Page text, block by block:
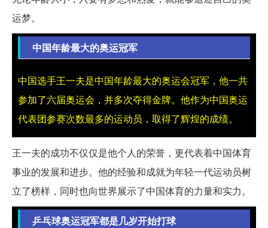
运梦。
中国年龄最大的奥运冠军
中国选手王一夫是中国年龄最大的奥运会冠军，他一共
参加了六届奥运会，并多次夺得金牌。他作为中国奥运
代表团参赛次数最多的运动员，取得了辉煌的成绩。
王一夫的成功不仅仅是他个人的荣誉，更代表着中国体育
事业的发展和进步。他的经验和成就为年轻一代运动员树
立了榜样，同时也向世界展示了中国体育的力量和实力。
乒乓球奥运冠军都是几岁开始打球